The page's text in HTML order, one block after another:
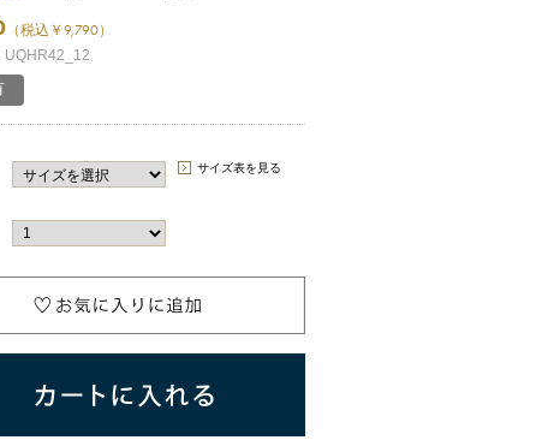
（税込￥9,790）
UQHR42_12
サイズ表を見る